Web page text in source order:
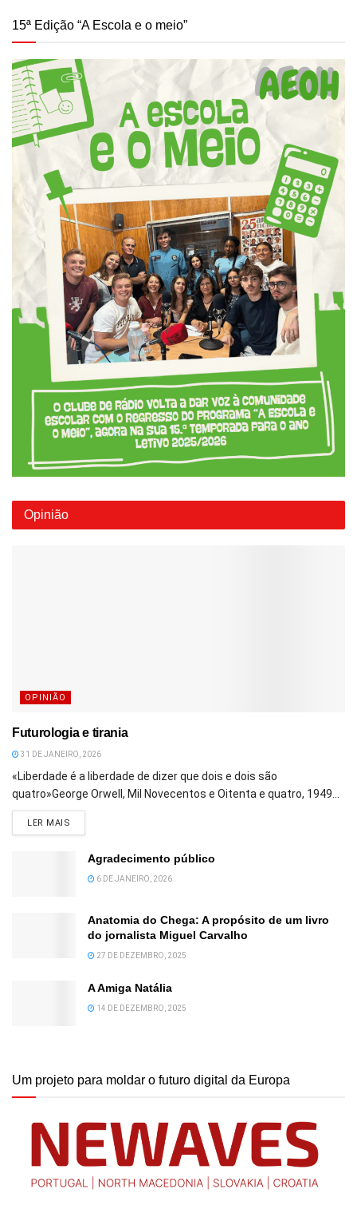
15ª Edição “A Escola e o meio”
Opinião
OPINIÃO
Futurologia e tirania
31 DE JANEIRO, 2026
«Liberdade é a liberdade de dizer que dois e dois são
quatro»George Orwell, Mil Novecentos e Oitenta e quatro, 1949...
LER MAIS
Agradecimento público
6 DE JANEIRO, 2026
Anatomia do Chega: A propósito de um livro
do jornalista Miguel Carvalho
27 DE DEZEMBRO, 2025
A Amiga Natália
14 DE DEZEMBRO, 2025
Um projeto para moldar o futuro digital da Europa